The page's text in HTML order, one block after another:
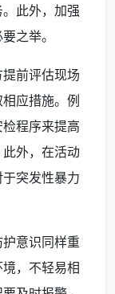
此外，加强
之举。
前评估现场
应措施。例
程序来提高
外，在活动
突发性暴力
意识同样重
，不轻易相